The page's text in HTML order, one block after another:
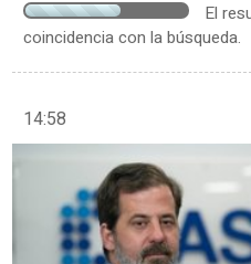
El
coincidencia con la búsqueda.
14:58